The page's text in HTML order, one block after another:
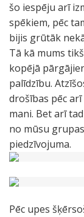
šo iespēju arī
spēkiem, pēc
bijis grūtāk
Tā kā mums
kopējā
palīdzību.
drošības pēc
mani. Bet arī
no mūsu
piedzīvojuma.
Pēc upes